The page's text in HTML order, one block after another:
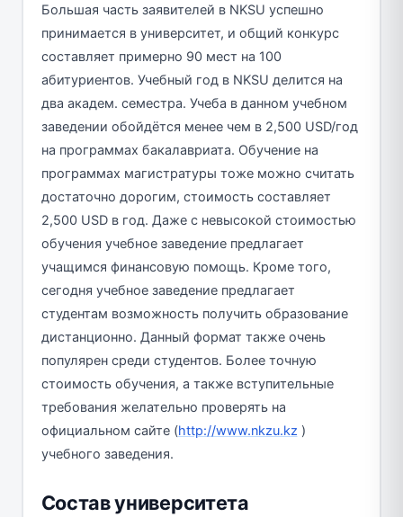
Большая часть заявителей в NKSU успешно
принимается в университет, и общий конкурс
составляет примерно 90 мест на 100
абитуриентов. Учебный год в NKSU делится на
два академ. семестра. Учеба в данном учебном
заведении обойдётся менее чем в 2,500 USD/год
на программах бакалавриата. Обучение на
программах магистратуры тоже можно считать
достаточно дорогим, стоимость составляет
2,500 USD в год. Даже с невысокой стоимостью
обучения учебное заведение предлагает
учащимся финансовую помощь. Кроме того,
сегодня учебное заведение предлагает
студентам возможность получить образование
дистанционно. Данный формат также очень
популярен среди студентов. Более точную
стоимость обучения, а также вступительные
требования желательно проверять на
официальном сайте (http://www.nkzu.kz )
учебного заведения.
Состав университета